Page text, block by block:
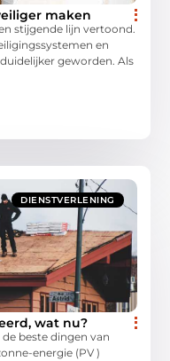
maken
stijgende lijn vertoond.
en
geworden. Als
DIENSTVERLENING
wat nu?
beste dingen van
energie (PV )